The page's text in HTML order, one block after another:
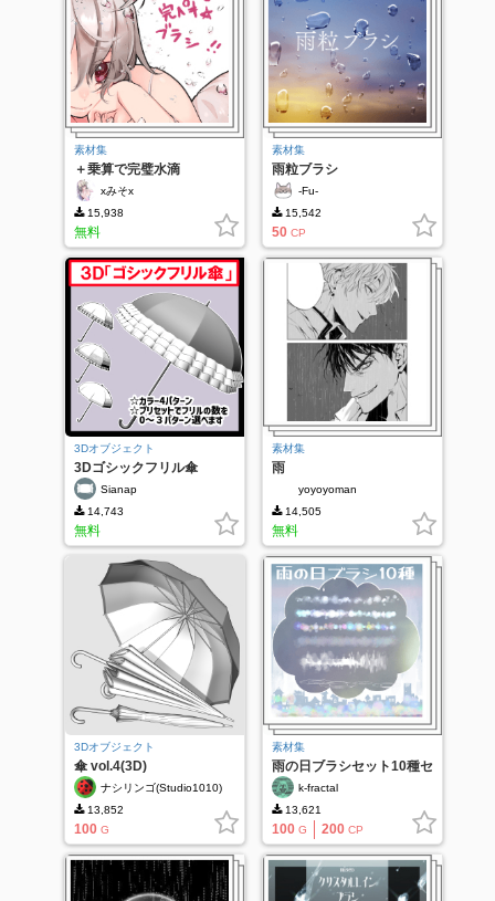
素材集
＋乗算で完璧水滴
xみそx
15,938
無料
素材集
雨粒ブラシ
-Fu-
15,542
50 CP
3Dオブジェクト
3Dゴシックフリル傘
Sianap
14,743
無料
素材集
雨
yoyoyoman
14,505
無料
3Dオブジェクト
傘 vol.4(3D)
ナシリンゴ(Studio1010)
13,852
100 G
素材集
雨の日ブラシセット10種セ
ット k-fractal
13,621
100 G 200 CP